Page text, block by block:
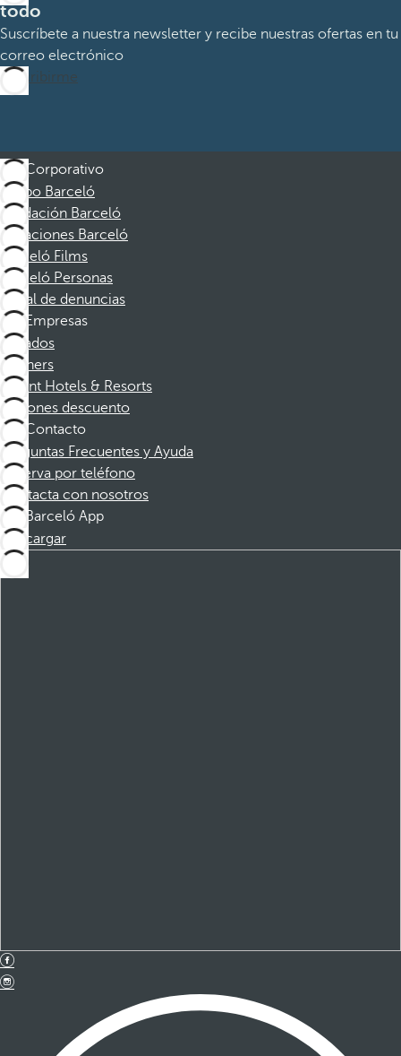
todo
Suscríbete a nuestra newsletter y recibe nuestras ofertas en tu
correo electrónico
Suscribirme
Corporativo
Grupo Barceló
Fundación Barceló
Vacaciones Barceló
Barceló Films
Barceló Personas
Canal de denuncias
Empresas
Afiliados
Partners
Dorint Hotels & Resorts
Cupones descuento
Contacto
Preguntas Frecuentes y Ayuda
Reserva por teléfono
Contacta con nosotros
Barceló App
Descargar